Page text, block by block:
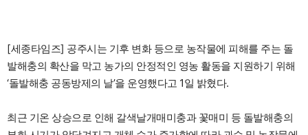
[세종타임즈] 공주시는 기후 변화 등으로 농작물에 피해를 주는 돌
발해충의 확산을 막고 농가의 안정적인 영농 활동을 지원하기 위해
‘돌발해충 공동방제의 날’을 운영했다고 1일 밝혔다.
최근 기온 상승으로 인해 갈색날개매미충과 꽃매미 등 돌발해충의